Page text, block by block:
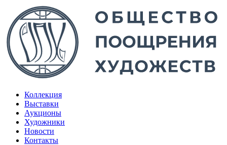
Коллекция
Выставки
Аукционы
Художники
Новости
Контакты